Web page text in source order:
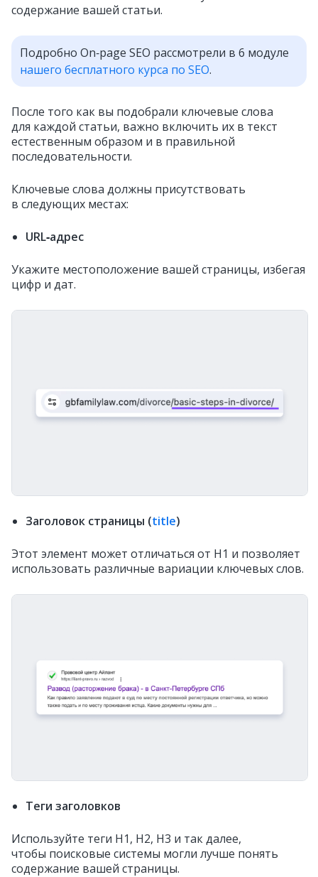
содержание вашей статьи.
Подробно On‑page SEO рассмотрели в 6 модуле
нашего бесплатного курса по SEO.
После того как вы подобрали ключевые слова
для каждой статьи, важно включить их в текст
естественным образом и в правильной
последовательности.
Ключевые слова должны присутствовать
в следующих местах:
URL‑адрес
Укажите местоположение вашей страницы, избегая
цифр и дат.
Заголовок страницы (title)
Этот элемент может отличаться от H1 и позволяет
использовать различные вариации ключевых слов.
Теги заголовков
Используйте теги H1, H2, H3 и так далее,
чтобы поисковые системы могли лучше понять
содержание вашей страницы.